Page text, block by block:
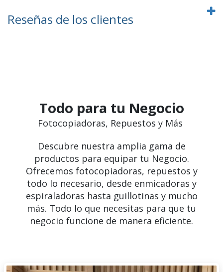
Reseñas de los clientes
Todo para tu Negocio
Fotocopiadoras, Repuestos y Más
Descubre nuestra amplia gama de
productos para equipar tu Negocio.
Ofrecemos fotocopiadoras, repuestos y
todo lo necesario, desde enmicadoras y
espiraladoras hasta guillotinas y mucho
más. Todo lo que necesitas para que tu
negocio funcione de manera eficiente.